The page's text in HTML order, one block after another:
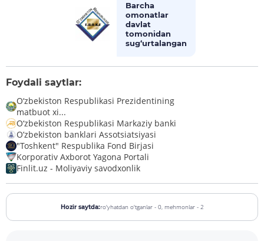
Barcha
omonatlar
davlat
tomonidan
sug‘urtalangan
Foydali saytlar:
O‘zbekiston Respublikasi Prezidentining
matbuot xi...
O‘zbekiston Respublikasi Markaziy banki
O’zbekiston banklari Assotsiatsiyasi
"Toshkent" Respublika Fond Birjasi
Korporativ Axborot Yagona Portali
Finlit.uz - Moliyaviy savodxonlik
Hozir saytda:ro'yhatdan o'tganlar - 0, mehmonlar - 2